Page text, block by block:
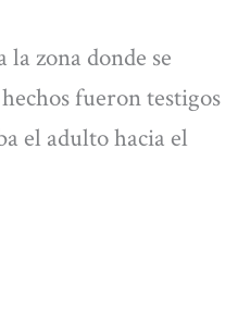
la zona donde se
fueron testigos
el adulto hacia el